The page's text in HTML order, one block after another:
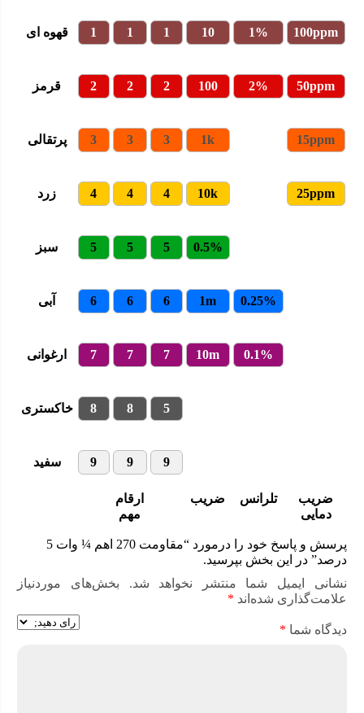
قهوه ای 1 1 1 10 1% 100ppm
قرمز 2 2 2 100 2% 50ppm
پرتقالی 3 3 3 1k 15ppm
زرد 4 4 4 10k 25ppm
سبز 5 5 5 0.5%
آبی 6 6 6 1m 0.25%
ارغوانی 7 7 7 10m 0.1%
خاکستری 8 8 5
سفید 9 9 9
ارقام
مهم
ضریب تلرانس
ضریب
دمایی
پرسش و پاسخ خود را درمورد “مقاومت 270 اهم ¼ وات 5
درصد” در این بخش بپرسید.
نشانی ایمیل شما منتشر نخواهد شد.
بخش‌های موردنیاز
علامت‌گذاری شده‌اند *
دیدگاه شما *